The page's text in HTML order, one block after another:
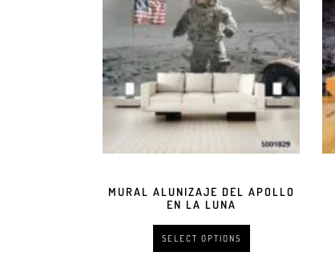
MURAL ALUNIZAJE DEL APOLLO
EN LA LUNA
SELECT OPTIONS